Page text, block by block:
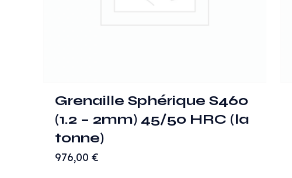
Grenaille Sphérique S460
(1.2 – 2mm) 45/50 HRC (la
tonne)
976,00€